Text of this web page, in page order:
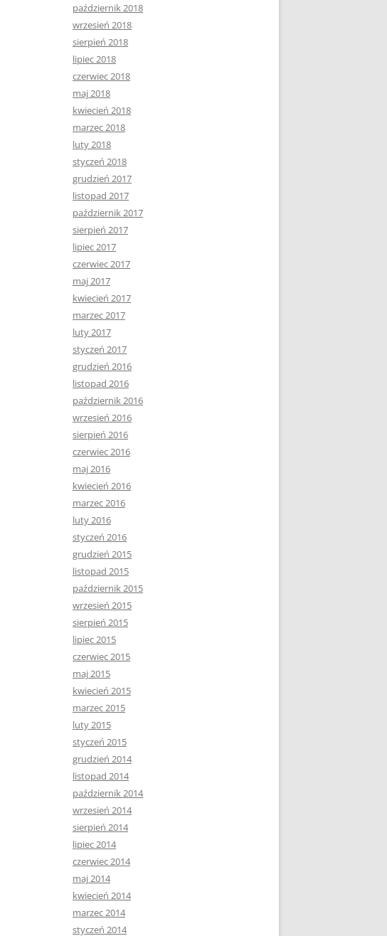
październik 2018
wrzesień 2018
sierpień 2018
lipiec 2018
czerwiec 2018
maj 2018
kwiecień 2018
marzec 2018
luty 2018
styczeń 2018
grudzień 2017
listopad 2017
październik 2017
sierpień 2017
lipiec 2017
czerwiec 2017
maj 2017
kwiecień 2017
marzec 2017
luty 2017
styczeń 2017
grudzień 2016
listopad 2016
październik 2016
wrzesień 2016
sierpień 2016
czerwiec 2016
maj 2016
kwiecień 2016
marzec 2016
luty 2016
styczeń 2016
grudzień 2015
listopad 2015
październik 2015
wrzesień 2015
sierpień 2015
lipiec 2015
czerwiec 2015
maj 2015
kwiecień 2015
marzec 2015
luty 2015
styczeń 2015
grudzień 2014
listopad 2014
październik 2014
wrzesień 2014
sierpień 2014
lipiec 2014
czerwiec 2014
maj 2014
kwiecień 2014
marzec 2014
styczeń 2014